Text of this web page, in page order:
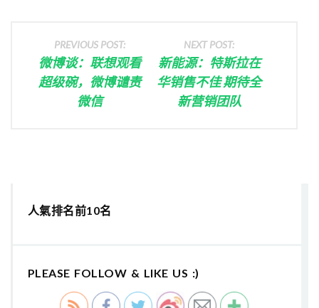
PREVIOUS POST:
微博谈：联想观看
超级碗，微博谴责
微信
NEXT POST:
新能源：特斯拉在
华销售不佳 期待全
新营销团队
人氣排名前10名
PLEASE FOLLOW & LIKE US :)